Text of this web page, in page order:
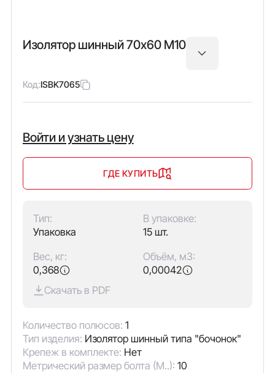
Изолятор шинный 70х60 М10
Код:ISBK7065
Войти и узнать цену
ГДЕ КУПИТЬ
Тип:
Упаковка
В упаковке:
15 шт.
Вес, кг:
0,368
Объём, м3:
0,00042
Скачать в PDF
Количество полюсов: 1
Тип изделия: Изолятор шинный типа "бочонок"
Крепеж в комплекте: Нет
Метрический размер болта (М..): 10